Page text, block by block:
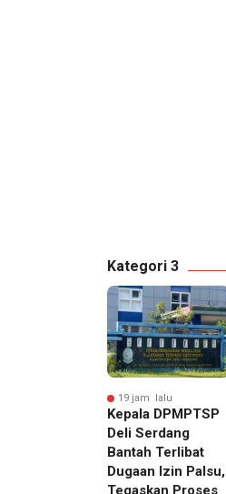
Kategori 3
19 jam lalu
Kepala DPMPTSP
Deli Serdang
Bantah Terlibat
Dugaan Izin Palsu,
Tegaskan Proses